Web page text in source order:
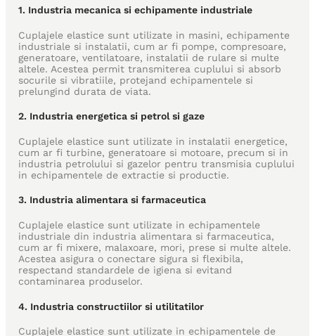
1. Industria mecanica si echipamente industriale
Cuplajele elastice sunt utilizate in masini, echipamente
industriale si instalatii, cum ar fi pompe, compresoare,
generatoare, ventilatoare, instalatii de rulare si multe
altele. Acestea permit transmiterea cuplului si absorb
socurile si vibratiile, protejand echipamentele si
prelungind durata de viata.
2. Industria energetica si petrol si gaze
Cuplajele elastice sunt utilizate in instalatii energetice,
cum ar fi turbine, generatoare si motoare, precum si in
industria petrolului si gazelor pentru transmisia cuplului
in echipamentele de extractie si productie.
3. Industria alimentara si farmaceutica
Cuplajele elastice sunt utilizate in echipamentele
industriale din industria alimentara si farmaceutica,
cum ar fi mixere, malaxoare, mori, prese si multe altele.
Acestea asigura o conectare sigura si flexibila,
respectand standardele de igiena si evitand
contaminarea produselor.
4. Industria constructiilor si utilitatilor
Cuplajele elastice sunt utilizate in echipamentele de